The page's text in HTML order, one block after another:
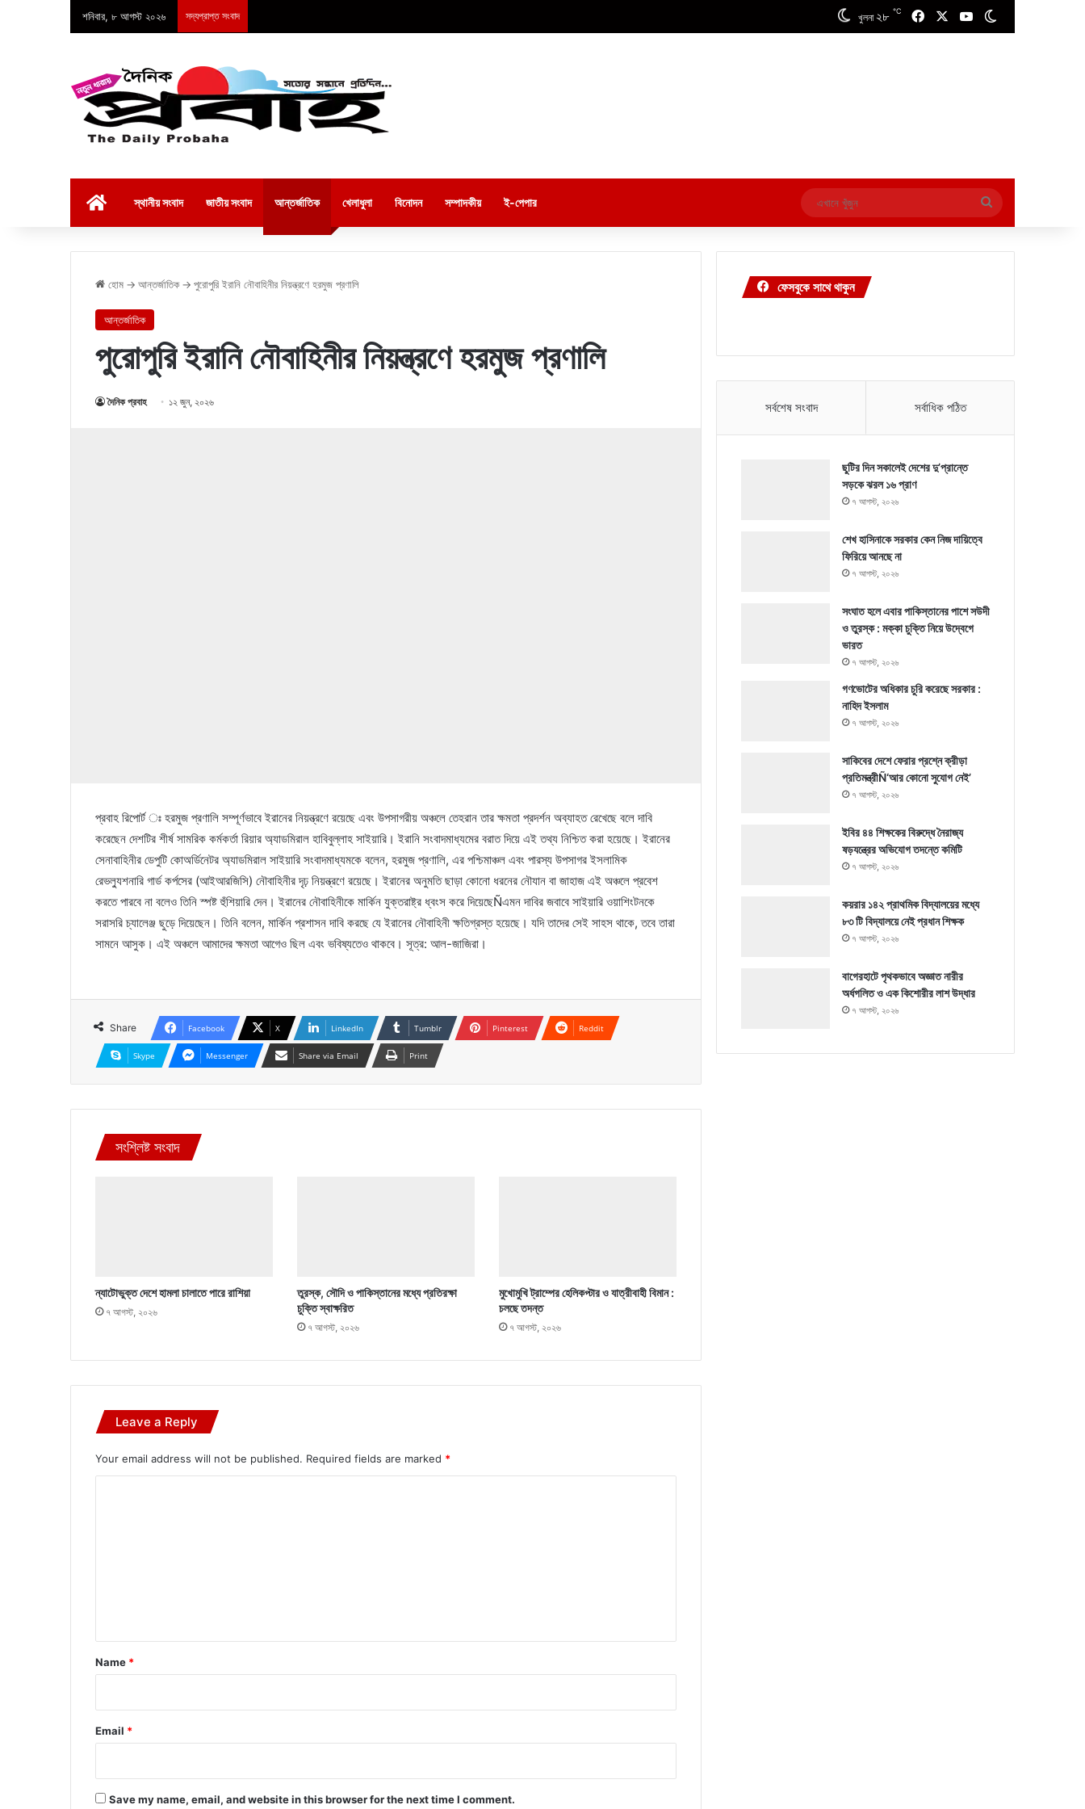
শনিবার, ৮ আগস্ট ২০২৬ সদ্যপ্রাপ্ত সংবাদ খুলনা ২৮ ℃ FacebookYouTube
স্থানীয় সংবাদ জাতীয় সংবাদ আন্তর্জাতিক খেলাধুলা বিনোদন সম্পাদকীয় ই-পেপার
এখানে
খুঁজুন
হোম → আন্তর্জাতিক → পুরোপুরি ইরানি নৌবাহিনীর নিয়ন্ত্রণে হরমুজ প্রণালি
আন্তর্জাতিক
পুরোপুরি ইরানি নৌবাহিনীর নিয়ন্ত্রণে হরমুজ প্রণালি
দৈনিক প্রবাহ ১২ জুন, ২০২৬
প্রবাহ রিপোর্ট ঃ হরমুজ প্রণালি সম্পূর্ণভাবে ইরানের নিয়ন্ত্রণে রয়েছে এবং উপসাগরীয় অঞ্চলে তেহরান তার ক্ষমতা প্রদর্শন অব্যাহত রেখেছে বলে দাবি
করেছেন দেশটির শীর্ষ সামরিক কর্মকর্তা রিয়ার অ্যাডমিরাল হাবিবুল্লাহ সাইয়ারি। ইরানি সংবাদমাধ্যমের বরাত দিয়ে এই তথ্য নিশ্চিত করা হয়েছে। ইরানের
সেনাবাহিনীর ডেপুটি কোঅর্ডিনেটর অ্যাডমিরাল সাইয়ারি সংবাদমাধ্যমকে বলেন, হরমুজ প্রণালি, এর পশ্চিমাঞ্চল এবং পারস্য উপসাগর ইসলামিক
রেভল্যুশনারি গার্ড কর্পসের (আইআরজিসি) নৌবাহিনীর দৃঢ় নিয়ন্ত্রণে রয়েছে। ইরানের অনুমতি ছাড়া কোনো ধরনের নৌযান বা জাহাজ এই অঞ্চলে প্রবেশ
করতে পারবে না বলেও তিনি স্পষ্ট হুঁশিয়ারি দেন। ইরানের নৌবাহিনীকে মার্কিন যুক্তরাষ্ট্র ধ্বংস করে দিয়েছেÑএমন দাবির জবাবে সাইয়ারি ওয়াশিংটনকে
সরাসরি চ্যালেঞ্জ ছুড়ে দিয়েছেন। তিনি বলেন, মার্কিন প্রশাসন দাবি করছে যে ইরানের নৌবাহিনী ক্ষতিগ্রস্ত হয়েছে। যদি তাদের সেই সাহস থাকে, তবে তারা
সামনে আসুক। এই অঞ্চলে আমাদের ক্ষমতা আগেও ছিল এবং ভবিষ্যতেও থাকবে। সূত্র: আল-জাজিরা।
Share Facebook X LinkedIn Tumblr Pinterest Reddit
Skype Messenger Share via Email Print
সংশ্লিষ্ট সংবাদ
ন্যাটোভুক্ত দেশে হামলা চালাতে পারে রাশিয়া
৭ আগস্ট, ২০২৬
তুরস্ক, সৌদি ও পাকিস্তানের মধ্যে প্রতিরক্ষা
চুক্তি স্বাক্ষরিত
৭ আগস্ট, ২০২৬
মুখোমুখি ট্রাম্পের হেলিকপ্টার ও যাত্রীবাহী বিমান :
চলছে তদন্ত
৭ আগস্ট, ২০২৬
Leave a Reply
Your email address will not be published. Required fields are marked *
*
Name *
Email *
Save my name, email, and website in this browser for the next time I comment.
ফেসবুকে সাথে থাকুন
সর্বশেষ সংবাদ সর্বাধিক পঠিত
ছুটির দিন সকালেই দেশের দু’প্রান্তে
সড়কে ঝরল ১৬ প্রাণ
৭ আগস্ট, ২০২৬
শেখ হাসিনাকে সরকার কেন নিজ দায়িত্বে
ফিরিয়ে আনছে না
৭ আগস্ট, ২০২৬
সংঘাত হলে এবার পাকিস্তানের পাশে সউদী
ও তুরস্ক : মক্কা চুক্তি নিয়ে উদ্বেগে
ভারত
৭ আগস্ট, ২০২৬
গণভোটের অধিকার চুরি করেছে সরকার :
নাহিদ ইসলাম
৭ আগস্ট, ২০২৬
সাকিবের দেশে ফেরার প্রশ্নে ক্রীড়া
প্রতিমন্ত্রীÑ‘আর কোনো সুযোগ নেই’
৭ আগস্ট, ২০২৬
ইবির ৪৪ শিক্ষকের বিরুদ্ধে নৈরাজ্য
ষড়যন্ত্রের অভিযোগ তদন্তে কমিটি
৭ আগস্ট, ২০২৬
কয়রার ১৪২ প্রাথমিক বিদ্যালয়ের মধ্যে
৮৩ টি বিদ্যালয়ে নেই প্রধান শিক্ষক
৭ আগস্ট, ২০২৬
বাগেরহাটে পৃথকভাবে অজ্ঞাত নারীর
অর্ধগলিত ও এক কিশোরীর লাশ উদ্ধার
৭ আগস্ট, ২০২৬